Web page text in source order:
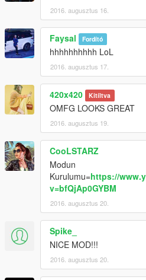
2016. augusztus 16.
Faysal Fordító
hhhhhhhhhh LoL
2016. augusztus 17.
420x420 Kitíltva
OMFG LOOKS GREAT
2016. augusztus 19.
CooLSTARZ
Modun
Kurulumu=https://
v=bfQjAp0GYBM
2016. augusztus 20.
Spike_
NICE MOD!!!
2016. augusztus 20.